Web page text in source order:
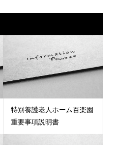
特別養護老人ホーム百楽園
重要事項説明書